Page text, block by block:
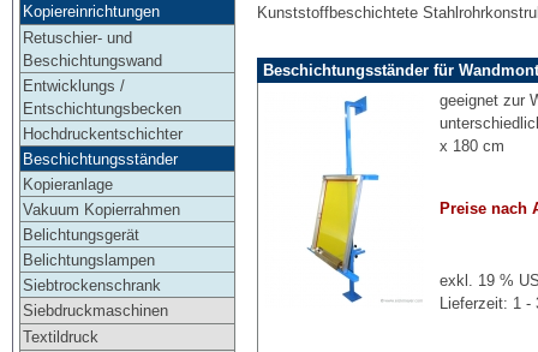
Kopiereinrichtungen
Retuschier- und
Beschichtungswand
Entwicklungs /
Entschichtungsbecken
Hochdruckentschichter
Beschichtungsständer
Kopieranlage
Vakuum Kopierrahmen
Belichtungsgerät
Belichtungslampen
Siebtrockenschrank
Siebdruckmaschinen
Textildruck
Kunststoffbeschichtete
Beschichtungsständer für
geeignet zur
x 180 cm
Preise nach
exkl. 19 %
Lieferzeit: 1 -